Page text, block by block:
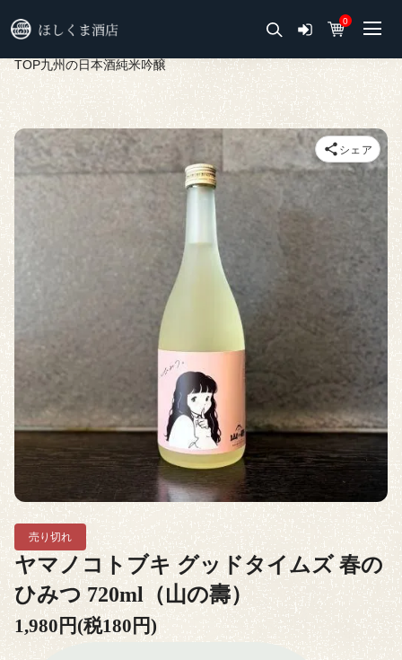
0
TOP九州の日本酒純米吟醸
売り切れ
ヤマノコトブキ グッドタイムズ 春の
ひみつ 720ml（山の壽）
1,980円(税180円)
シェア